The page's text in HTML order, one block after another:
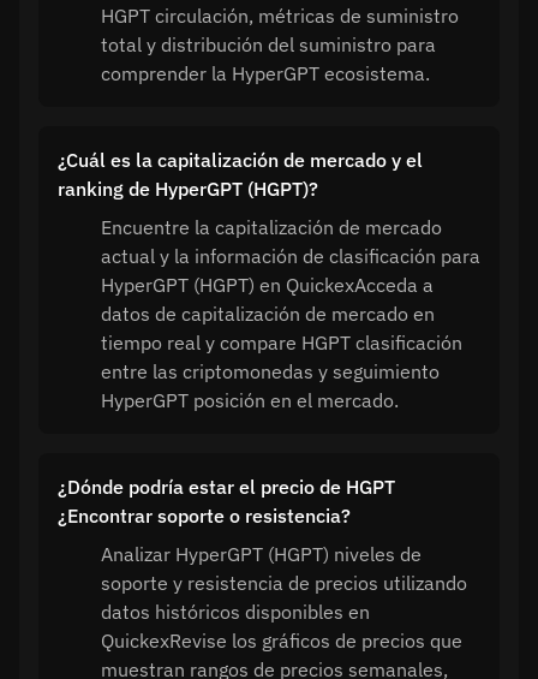
HGPT circulación, métricas de suministro
total y distribución del suministro para
comprender la HyperGPT ecosistema.
¿Cuál es la capitalización de mercado y el
ranking de HyperGPT (HGPT)?
Encuentre la capitalización de mercado
actual y la información de clasificación para
HyperGPT (HGPT) en QuickexAcceda a
datos de capitalización de mercado en
tiempo real y compare HGPT clasificación
entre las criptomonedas y seguimiento
HyperGPT posición en el mercado.
¿Dónde podría estar el precio de HGPT
¿Encontrar soporte o resistencia?
Analizar HyperGPT (HGPT) niveles de
soporte y resistencia de precios utilizando
datos históricos disponibles en
QuickexRevise los gráficos de precios que
muestran rangos de precios semanales,